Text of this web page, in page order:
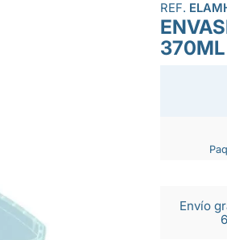
REF.
370ML
Envío